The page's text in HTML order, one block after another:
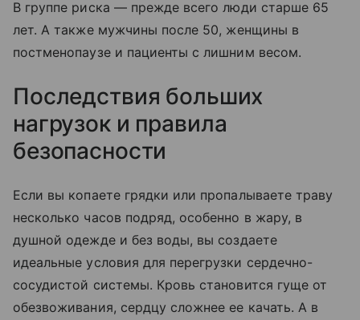
В группе риска — прежде всего люди старше 65
лет. А также мужчины после 50, женщины в
постменопаузе и пациенты с лишним весом.
Последствия больших
нагрузок и правила
безопасности
Если вы копаете грядки или пропалываете траву
несколько часов подряд, особенно в жару, в
душной одежде и без воды, вы создаете
идеальные условия для перегрузки сердечно-
сосудистой системы. Кровь становится гуще от
обезвоживания, сердцу сложнее ее качать. А в